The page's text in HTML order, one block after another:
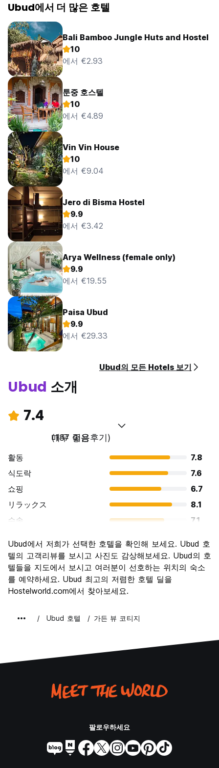
Ubud에서 더 많은 호텔
Bali Bamboo Jungle Huts and Hostel
10
에서 €2.93
툰중 호스텔
10
에서 €4.89
Vin Vin House
10
에서 €9.04
Jero di Bisma Hostel
9.9
에서 €3.42
Arya Wellness (female only)
9.9
에서 €19.55
Paisa Ubud
9.9
에서 €29.33
Ubud의 모든 Hotels 보기
Ubud 소개
7.4
매우 좋음
(187 이용후기)
활동
7.8
식도락
7.6
쇼핑
6.7
リラックス
8.1
수송
7.1
문화
7.7
나이트 라이프
6.3
가격 대비 만족도
Ubud에서 저희가 선택한 호텔을 확인해 보세요. Ubud 호
텔의 고객리뷰를 보시고 사진도 감상해보세요. Ubud의 호
텔들을 지도에서 보시고 여러분이 선호하는 위치의 숙소
를 예약하세요. Ubud 최고의 저렴한 호텔 딜을
Hostelworld.com에서 찾아보세요.
Ubud 호텔 가든 뷰 코티지
팔로우하세요